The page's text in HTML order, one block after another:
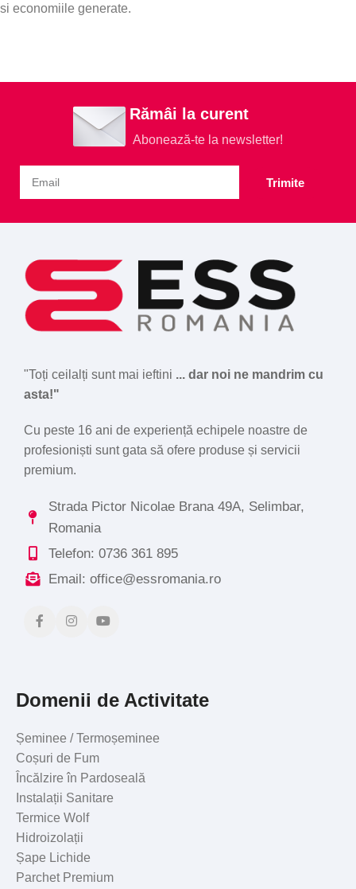
si economiile generate.
Rămâi la curent
Abonează-te la newsletter!
Trimite
"Toți ceilalți sunt mai ieftini ... dar noi ne mandrim cu
asta!"
Cu peste 16 ani de experiență echipele noastre de
profesioniști sunt gata să ofere produse și servicii
premium.
Strada Pictor Nicolae Brana 49A, Selimbar,
Romania
Telefon: 0736 361 895
Email: office@essromania.ro
Domenii de Activitate
Șeminee / Termoșeminee
Coșuri de Fum
Încălzire în Pardoseală
Instalații Sanitare
Termice Wolf
Hidroizolații
Șape Lichide
Parchet Premium